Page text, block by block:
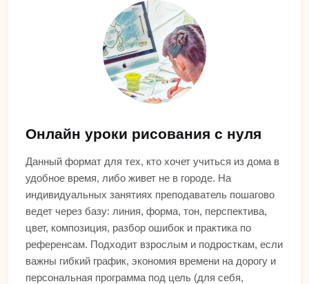
Онлайн уроки рисования с нуля
Данный формат для тех, кто хочет учиться из дома в
удобное время, либо живет не в городе. На
индивидуальных занятиях преподаватель пошагово
ведет через базу: линия, форма, тон, перспектива,
цвет, композиция, разбор ошибок и практика по
референсам. Подходит взрослым и подросткам, если
важны гибкий график, экономия времени на дорогу и
персональная программа под цель (для себя,